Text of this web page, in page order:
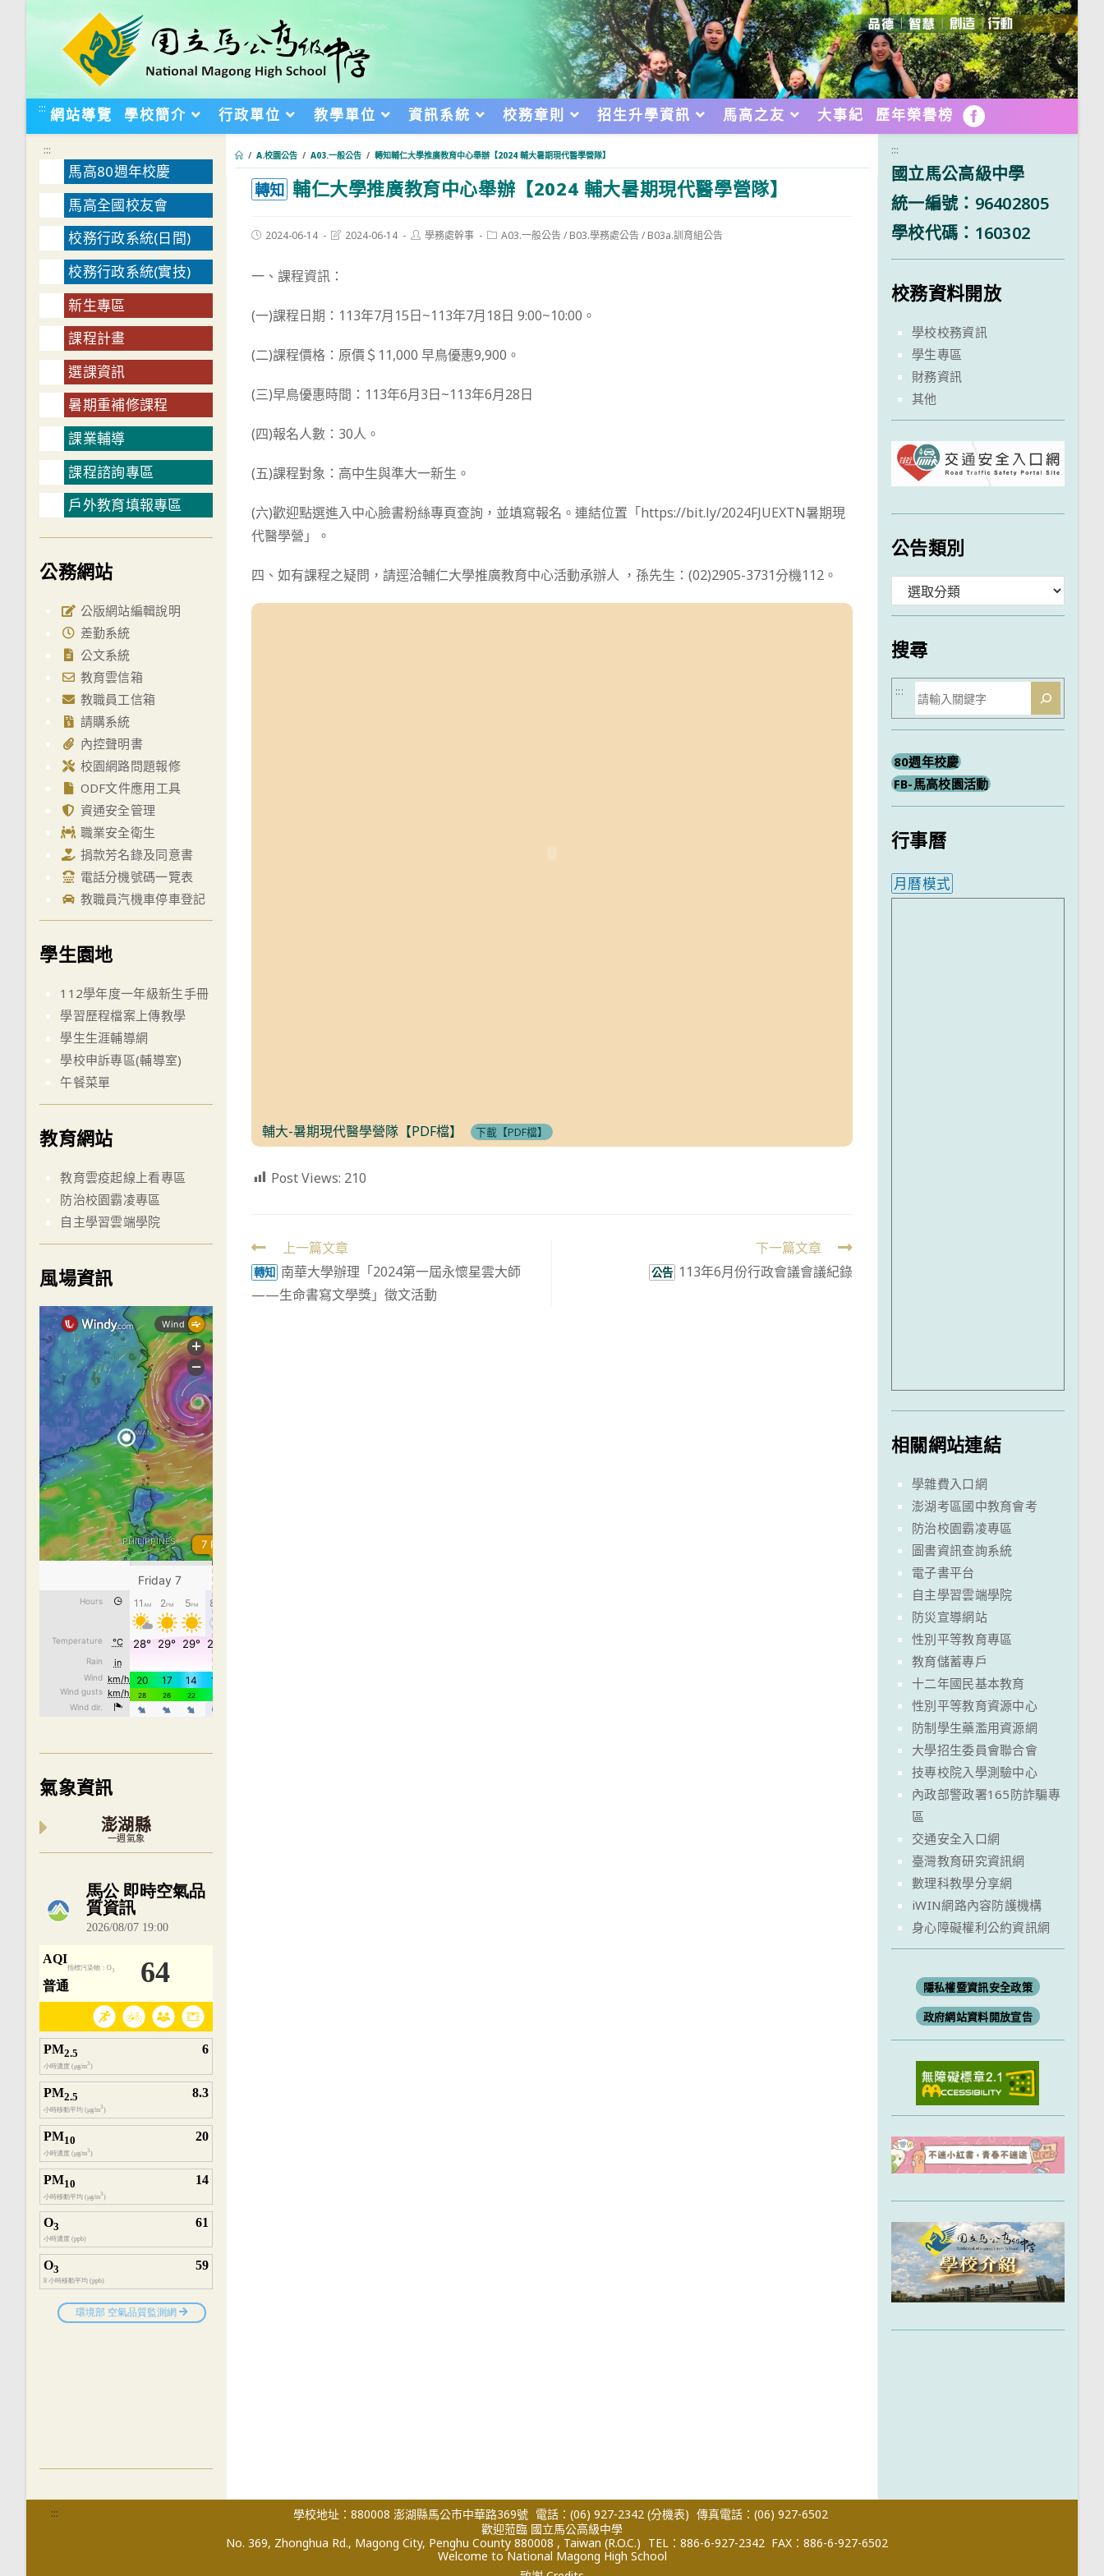
::: 網站導覽 學校簡介 行政單位 教學單位 資訊系統 校務章則 招生升學資訊 馬高之友 大事紀 歷年榮譽榜 FB
/ A.校園公告 / A03.一般公告 / 轉知輔仁大學推廣教育中心舉辦【2024 輔大暑期現代醫學營隊】
轉知 輔仁大學推廣教育中心舉辦【2024 輔大暑期現代醫學營隊】
Post2024-06-14
Post2024-06-14
Post學務處幹事
PostA03.一般公告/ B03.學務處公告/ B03a.訓育組公告
一、課程資訊：
(一)課程日期：113年7月15日~113年7月18日 9:00~10:00。
(二)課程價格：原價＄11,000 早鳥優惠9,900。
(三)早鳥優惠時間：113年6月3日~113年6月28日
(四)報名人數：30人。
(五)課程對象：高中生與準大一新生。
(六)歡迎點選進入中心臉書粉絲專頁查詢，並填寫報名。連結位置「https://bit.ly/2024FJUEXTN暑期現
代醫學營」。
四、如有課程之疑問，請逕洽輔仁大學推廣教育中心活動承辦人 ，孫先生：(02)2905-3731分機112。
輔大-暑期現代醫學營隊【PDF檔】 下載【PDF檔】
Post Views: 210
Read
more
articles
上一篇文章
轉知 南華大學辦理「2024第一屆永懷星雲大師
——生命書寫文學獎」徵文活動
下一篇文章
公告 113年6月份行政會議會議紀錄
:::
馬高80週年校慶
馬高全國校友會
校務行政系統(日間)
校務行政系統(實技)
新生專區
課程計畫
選課資訊
暑期重補修課程
課業輔導
課程諮詢專區
戶外教育填報專區
公務網站
公版網站編輯說明
差勤系統
公文系統
教育雲信箱
教職員工信箱
請購系統
內控聲明書
校園網路問題報修
ODF文件應用工具
資通安全管理
職業安全衛生
捐款芳名錄及同意書
電話分機號碼一覽表
教職員汽機車停車登記
學生園地
112學年度一年級新生手冊
學習歷程檔案上傳教學
學生生涯輔導網
學校申訴專區(輔導室)
午餐菜單
教育網站
教育雲疫起線上看專區
防治校園霸凌專區
自主學習雲端學院
風場資訊
氣象資訊
澎湖縣
一週氣象
內嵌空氣品質小工具為視覺預覽，完整即時空氣品質資料請開啟
:::
國立馬公高級中學
統一編號：96402805
學校代碼：160302
校務資料開放
學校校務資訊
學生專區
財務資訊
其他
公告類別
類
搜尋
搜
尋
:::
80週年校慶
FB-馬高校園活動
行事曆
月曆模式
相關網站連結
學雜費入口網
澎湖考區國中教育會考
防治校園霸凌專區
圖書資訊查詢系統
電子書平台
自主學習雲端學院
防災宣導網站
性別平等教育專區
教育儲蓄專戶
十二年國民基本教育
性別平等教育資源中心
防制學生藥濫用資源網
大學招生委員會聯合會
技專校院入學測驗中心
內政部警政署165防詐騙專
區
交通安全入口網
臺灣教育研究資訊網
數理科教學分享網
iWIN網路內容防護機構
身心障礙權利公約資訊網
隱私權暨資訊安全政策
政府網站資料開放宣告
::: 學校地址：880008 澎湖縣馬公市中華路369號 電話：(06) 927-2342 (分機表) 傳真電話：(06) 927-6502
歡迎蒞臨 國立馬公高級中學
No. 369, Zhonghua Rd., Magong City, Penghu County 880008 , Taiwan (R.O.C.) TEL：886-6-927-2342 FAX：886-6-927-6502
Welcome to National Magong High School